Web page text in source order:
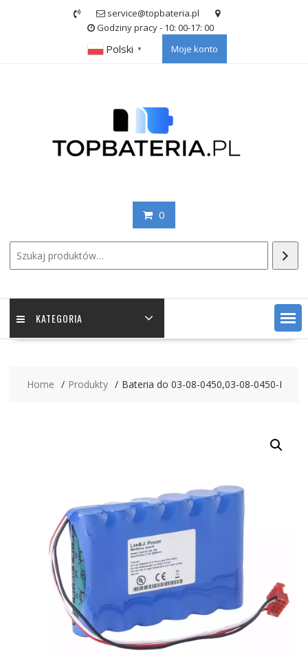
service@topbateria.pl
Godziny pracy - 10: 00-17: 00
Polski ▼ Moje konto
0
KATEGORIA
Home Produkty Bateria do 03-08-0450,03-08-0450-I